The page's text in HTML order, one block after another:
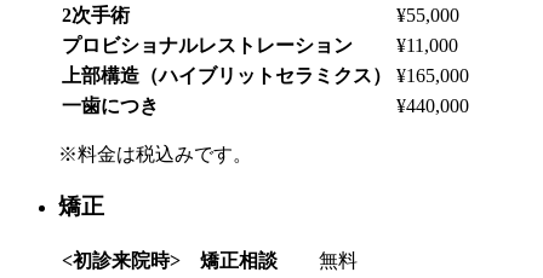
2次手術
¥55,000
プロビショナルレストレーション
¥11,000
上部構造（ハイブリットセラミクス）
¥165,000
一歯につき
¥440,000
※料金は税込みです。
矯正
<初診来院時> 矯正相談
無料